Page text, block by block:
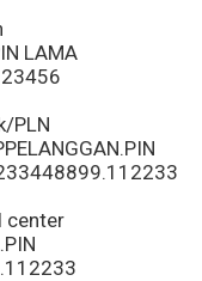
LAMA
PLN
center